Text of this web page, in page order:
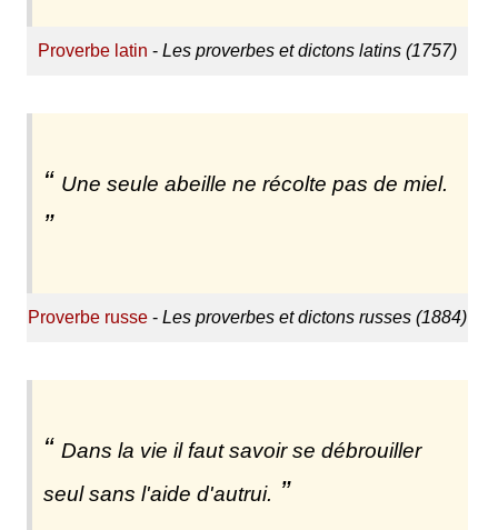
Proverbe latin - Les proverbes et dictons latins (1757)
Une seule abeille ne récolte pas de miel.
Proverbe russe- Les proverbes et dictons russes (1884)
Dans la vie il faut savoir se débrouiller
seul sans l'aide d'autrui.